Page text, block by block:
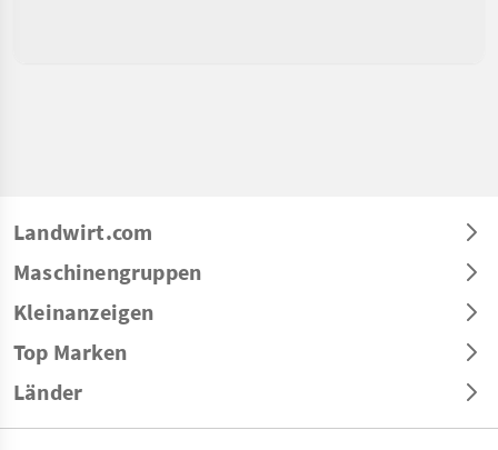
Landwirt.com
Maschinengruppen
Kleinanzeigen
Top Marken
Länder